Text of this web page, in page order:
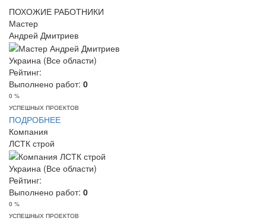
ПОХОЖИЕ РАБОТНИКИ
Мастер
Андрей Дмитриев
Украина (Все области)
Рейтинг:
Выполнено работ: 0
0 %
УСПЕШНЫХ ПРОЕКТОВ
ПОДРОБНЕЕ
Компания
ЛСТК строй
Украина (Все области)
Рейтинг:
Выполнено работ: 0
0 %
УСПЕШНЫХ ПРОЕКТОВ